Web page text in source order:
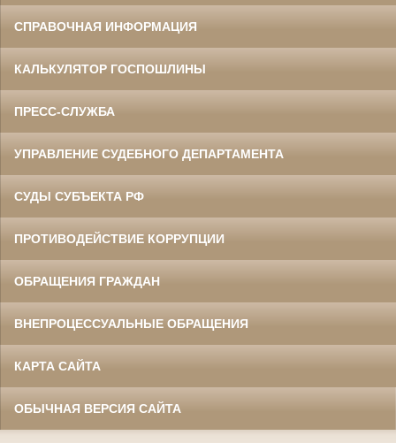
СПРАВОЧНАЯ ИНФОРМАЦИЯ
КАЛЬКУЛЯТОР ГОСПОШЛИНЫ
ПРЕСС-СЛУЖБА
УПРАВЛЕНИЕ СУДЕБНОГО ДЕПАРТАМЕНТА
СУДЫ СУБЪЕКТА РФ
ПРОТИВОДЕЙСТВИЕ КОРРУПЦИИ
ОБРАЩЕНИЯ ГРАЖДАН
ВНЕПРОЦЕССУАЛЬНЫЕ ОБРАЩЕНИЯ
КАРТА САЙТА
ОБЫЧНАЯ ВЕРСИЯ САЙТА